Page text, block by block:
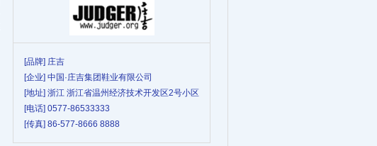
[品牌] 庄吉
[企业] 中国·庄吉集团鞋业有限公司
[地址] 浙江 浙江省温州经济技术开发区2号小区
[电话] 0577-86533333
[传真] 86-577-8666 8888